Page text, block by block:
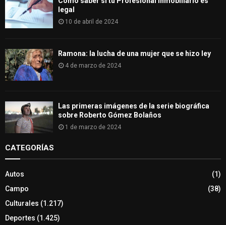
legal
10 de abril de 2024
Ramona: la lucha de una mujer que se hizo ley
4 de marzo de 2024
Las primeras imágenes de la serie biográfica
sobre Roberto Gómez Bolaños
1 de marzo de 2024
CATEGORÍAS
Autos
(1)
Campo
(38)
Culturales (1.217)
Deportes (1.425)